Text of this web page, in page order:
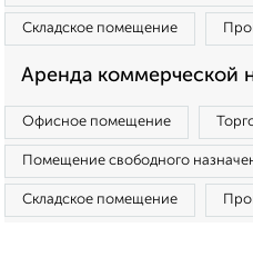
Складское помещение
Аренда коммерческой
Офисное помещение
Помещение свободного
Складское помещение